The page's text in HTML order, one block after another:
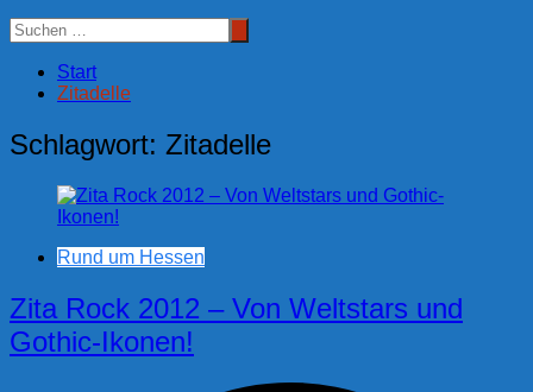
Start
Zitadelle
Schlagwort: Zitadelle
Rund um Hessen
Zita Rock 2012 – Von Weltstars und
Gothic-Ikonen!